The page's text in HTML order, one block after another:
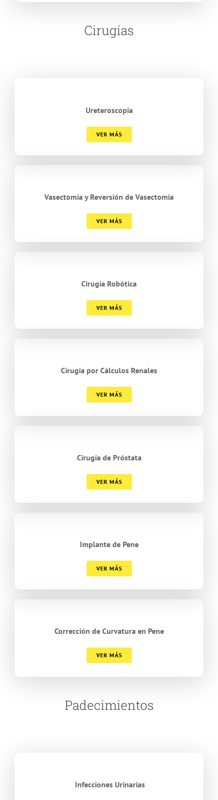
Cirugías
Ureteroscopia
VER MÁS
Vasectomía y Reversión de Vasectomía
VER MÁS
Cirugía Robótica
VER MÁS
Cirugía por Cálculos Renales
VER MÁS
Cirugía de Próstata
VER MÁS
Implante de Pene
VER MÁS
Corrección de Curvatura en Pene
VER MÁS
Padecimientos
Infecciones Urinarias